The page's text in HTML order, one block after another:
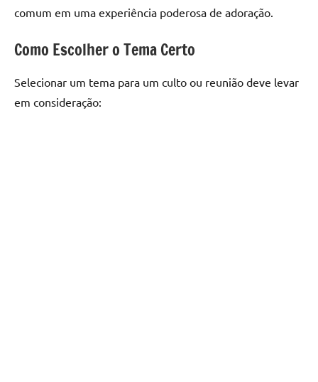
comum em uma experiência poderosa de adoração.
Como Escolher o Tema Certo
Selecionar um tema para um culto ou reunião deve levar
em consideração: